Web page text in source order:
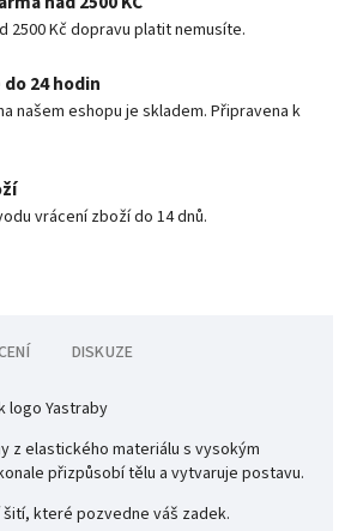
2500 Kč dopravu platit nemusíte.
24 hodin
našem eshopu je skladem. Připravena k
vrácení zboží do 14 dnů.
DISKUZE
logo Yastraby
z elastického materiálu s vysokým
přizpůsobí tělu a vytvaruje postavu.
které pozvedne váš zadek.